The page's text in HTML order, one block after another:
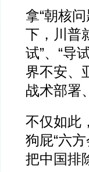
拿“朝核
下，川普
试”、“导
界不安、
战术部署
不仅如此
狗屁“六
把中国排